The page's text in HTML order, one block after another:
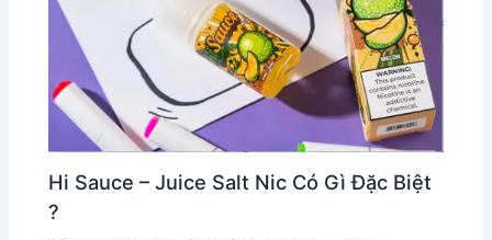
Hi Sauce – Juice Salt Nic Có Gì Đặc Biệt
?